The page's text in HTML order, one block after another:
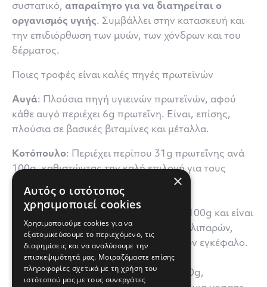
συστατικό, απαραίτητο για να διατηρείται ο
οργανισμός υγιής. Συμβάλλει στην κατασκευή και
την επιδιόρθωση των μυών, των χόνδρων και του
δέρματος.
Ποιες τροφές είναι καλές πηγές πρωτεϊνών
Αυγά: Πλούσια πηγή υγιεινών πρωτεϊνών, αφού
κάθε αυγό περιέχει 6g πρωτεΐνη. Είναι, επίσης,
πλούσια σε βασικές βιταμίνες και μέταλλα.
Κοτόπουλο: Περιέχει περίπου 31g πρωτεΐνης ανά
100g, καθιστώντας την καλή επιλογή για τους
καταναλωτές κρέατος.
Σολομός
: Περιέχει 20g πρωτεΐνη ανά 100g και είναι
μεγάλη πηγή καλών λιπαρών ωμέγα-3 λιπαρών,
θρεπτικά συστατικά απαραίτητα για τον εγκέφαλο.
Τόφου: Περιέχει 8g πρωτεΐνης ανά 100g,
×
Αυτός ο ιστότοπος
χρησιμοποιεί cookies
Χρησιμοποιούμε cookies για να
εξατομικεύσουμε το περιεχόμενο, τις
διαφημίσεις και να αναλύσουμε την
επισκεψιμότητά μας. Μοιραζόμαστε επίσης
πληροφορίες σχετικά με τη χρήση του
ιστότοπού μας με τους συνεργάτες